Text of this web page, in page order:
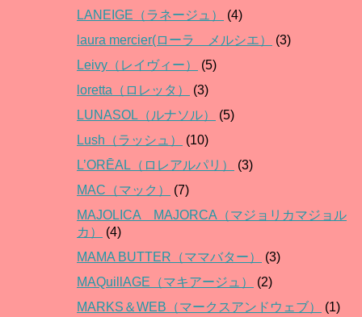
LANEIGE（ラネージュ）
(4)
laura mercier(ローラ メルシエ）
(3)
Leivy（レイヴィー）
(5)
loretta（ロレッタ）
(3)
LUNASOL（ルナソル）
(5)
Lush（ラッシュ）
(10)
L’ORĒAL（ロレアルパリ）
(3)
MAC（マック）
(7)
MAJOLICA MAJORCA（マジョリカマジョル
カ）
(4)
MAMA BUTTER（ママバター）
(3)
MAQuillAGE（マキアージュ）
(2)
MARKS＆WEB（マークスアンドウェブ）
(1)